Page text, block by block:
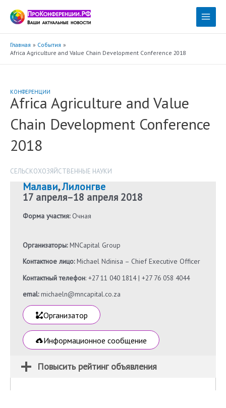
содержимому
Main
Главная
События
Africa Agriculture and Value Chain Development Conference 2018
КОНФЕРЕНЦИИ
Africa Agriculture and Value
Chain Development Conference
2018
СЕЛЬСКОХОЗЯЙСТВЕННЫЕ НАУКИ
Малави,Лилонгве
17 апреля–18 апреля 2018
Форма участия:Очная
Организаторы:MNCapital Group
Контактное лицо:Michael Ndinisa – Chief Executive Officer
Контактный телефон: +27 11 040 1814 | +27 76 058 4044
emal:michaeln@mncapital.co.za
Организатор
Информационное сообщение
Повысить рейтинг объявления